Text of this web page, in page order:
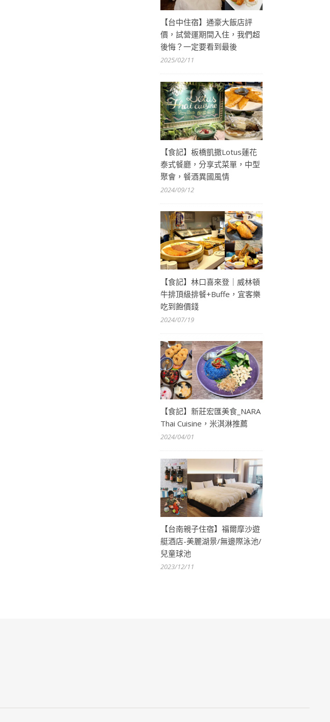
【台中住宿】通豪大飯店評
價，試營運期間入住，我們超
後悔？一定要看到最後
2025/02/11
【食記】板橋凱撒Lotus蓮花
泰式餐廳，分享式菜單，中型
聚會，餐酒異國風情
2024/09/12
【食記】林口喜來登｜威林頓
牛排頂級排餐+Buffe，宜客樂
吃到飽價錢
2024/07/19
【食記】新莊宏匯美食_NARA
Thai Cuisine，米淇淋推薦
2024/04/01
【台南親子住宿】福爾摩沙遊
艇酒店-美麗湖景/無邊際泳池/
兒童球池
2023/12/11